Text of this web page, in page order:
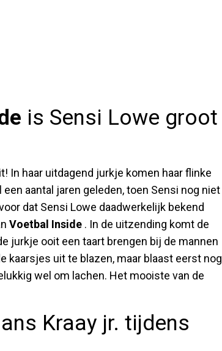
is Sensi Lowe groot
In haar uitdagend jurkje komen haar flinke
aantal jaren geleden, toen Sensi nog niet
dat Sensi Lowe daadwerkelijk bekend
Voetbal Inside . In de uitzending komt de
jurkje ooit een taart brengen bij de mannen
kaarsjes uit te blazen, maar blaast eerst nog
wel om lachen. Het mooiste van de
Kraay jr. tijdens